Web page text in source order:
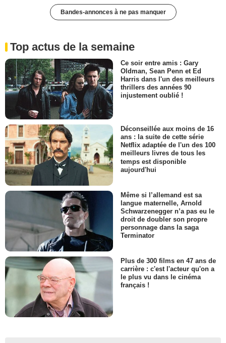
Bandes-annonces à ne pas manquer
Top actus de la semaine
Ce soir entre amis : Gary
Oldman, Sean Penn et Ed
Harris dans l'un des meilleurs
thrillers des années 90
injustement oublié !
Déconseillée aux moins de 16
ans : la suite de cette série
Netflix adaptée de l'un des 100
meilleurs livres de tous les
temps est disponible
aujourd'hui
Même si l’allemand est sa
langue maternelle, Arnold
Schwarzenegger n’a pas eu le
droit de doubler son propre
personnage dans la saga
Terminator
Plus de 300 films en 47 ans de
carrière : c'est l'acteur qu'on a
le plus vu dans le cinéma
français !